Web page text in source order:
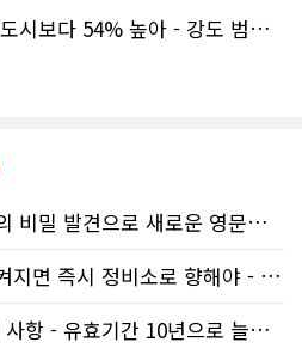
앨버타 시골 지역 범죄율 도시보다 54% 높아 - 강도 범죄는 도시가 ..
세계 최초로 문자와 숫자의 비밀 발견으로 새로운 영문법을 발명한 임성빈..
자동차 배터리 경고등이 켜지면 즉시 정비소로 향해야 - 주행중 차량 갑..
캐나다 여권 갱신 시 유의 사항 - 유효기간 10년으로 늘어나 편리